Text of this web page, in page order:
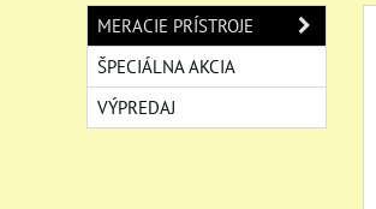
MERACIE PRÍSTROJE
ŠPECIÁLNA AKCIA
VÝPREDAJ